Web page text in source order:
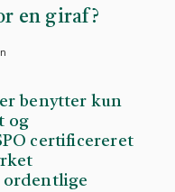
en giraf?
benytter kun
og
certificereret
ordentlige